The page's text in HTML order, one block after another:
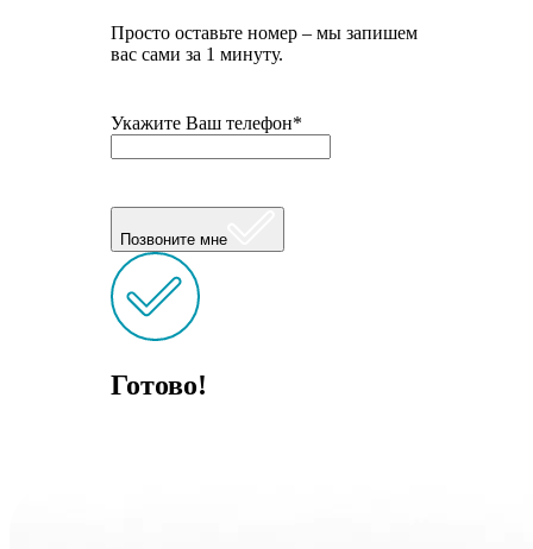
Просто оставьте номер – мы запишем
вас сами за 1 минуту.
Укажите Ваш телефон*
Позвоните мне
Готово!